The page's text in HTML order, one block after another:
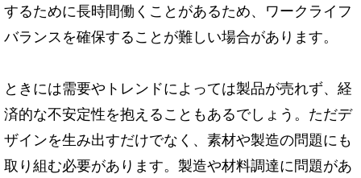
するために長時間働くことがあるため、ワークライフ
バランスを確保することが難しい場合があります。
ときには需要やトレンドによっては製品が売れず、経
済的な不安定性を抱えることもあるでしょう。ただデ
ザインを生み出すだけでなく、素材や製造の問題にも
取り組む必要があります。製造や材料調達に問題があ